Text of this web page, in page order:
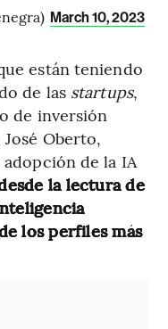
March 10, 2023
están teniendo
de las startups,
de inversión
Oberto,
de la IA
la lectura de
los perfiles más